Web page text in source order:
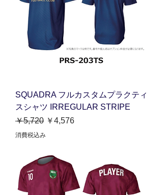
SQUADRA フルカスタムプラクティ
スシャツ IRREGULAR STRIPE
通常価格
￥5,720 セール価格
￥4,576
消費税込み